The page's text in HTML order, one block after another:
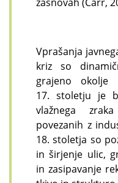
Vprašanja
kriz so
grajeno okolje
17. stoletju je
vlažnega
povezanih z
18. stoletja so
in širjenje ulic,
in zasipavanje